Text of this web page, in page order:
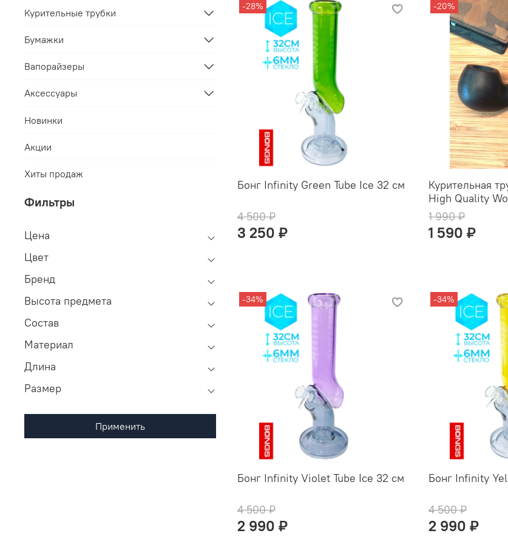
-28%
Бонг Infinity Green Tube Ice 32 см
4 500 ₽
3 250 ₽
-20%
Курительная
High Quality
1 990 ₽
1 590 ₽
-34%
Бонг Infinity Violet Tube Ice 32 см
4 500 ₽
2 990 ₽
-34%
Бонг Infinity
4 500 ₽
2 990 ₽
Курительные трубки
Бумажки
Вапорайзеры
Аксессуары
Новинки
Акции
Хиты продаж
Фильтры
Цена
Цвет
Бренд
Высота предмета
Состав
Материал
Длина
Размер
Применить